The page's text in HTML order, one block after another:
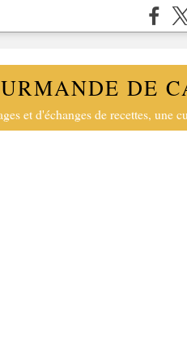
DE
et d'échanges de recettes, une